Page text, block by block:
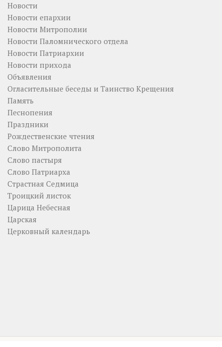
Новости
Новости епархии
Новости Митрополии
Новости Паломнического отдела
Новости Патриархии
Новости прихода
Объявления
Огласительные беседы и Таинство Крещения
Память
Песнопения
Праздники
Рождественские чтения
Слово Митрополита
Слово пастыря
Слово Патриарха
Страстная Седмица
Троицкий листок
Царица Небесная
Царская
Церковный календарь